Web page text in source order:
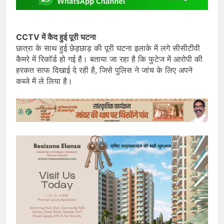
CCTV में कैद हुई पूरी घटना
छात्रा के साथ हुई छेड़छाड़ की पूरी घटना इलाके में लगे सीसीटीवी
कैमरे में रिकॉर्ड हो गई है। बताया जा रहा है कि फुटेज में आरोपी की
हरकत साफ दिखाई दे रही है, जिसे पुलिस ने जांच के लिए अपने
कब्जे में ले लिया है।